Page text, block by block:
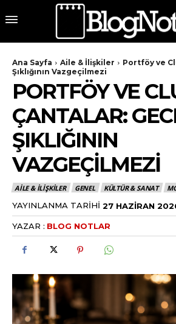
Ana Sayfa Aile & İlişkiler
Portföy ve
Şıklığının Vazgeçilmezi
PORTFÖY VE
ÇANTALAR:
ŞIKLIĞININ
VAZGEÇILMEZI
AILE & İLIŞKILER GENEL KÜLTÜR & SANAT
YAYINLANMA TARIHI 27 HAZIRAN
YAZAR : BLOG NOTLAR